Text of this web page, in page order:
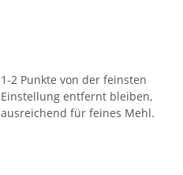
1-2 Punkte von der feinsten
Einstellung entfernt bleiben,
ausreichend für feines Mehl.